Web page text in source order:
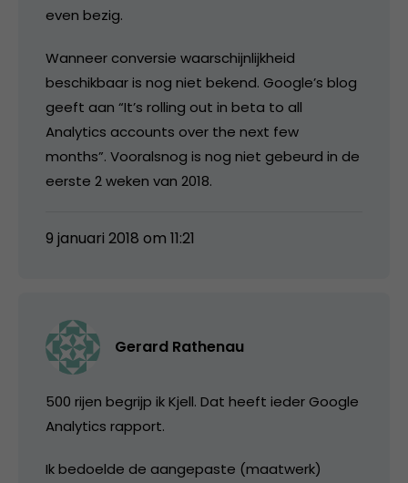
even bezig.
Wanneer conversie waarschijnlijkheid
beschikbaar is nog niet bekend. Google’s blog
geeft aan “It’s rolling out in beta to all
Analytics accounts over the next few
months”. Vooralsnog is nog niet gebeurd in de
eerste 2 weken van 2018.
9 januari 2018 om 11:21
Gerard Rathenau
500 rijen begrijp ik Kjell. Dat heeft ieder Google
Analytics rapport.
Ik bedoelde de aangepaste (maatwerk)